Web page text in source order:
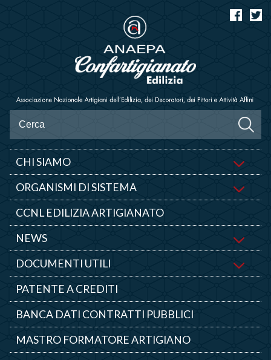
CHI SIAMO
ORGANISMI DI SISTEMA
CCNL EDILIZIA ARTIGIANATO
NEWS
DOCUMENTI UTILI
PATENTE A CREDITI
BANCA DATI CONTRATTI PUBBLICI
MASTRO FORMATORE ARTIGIANO